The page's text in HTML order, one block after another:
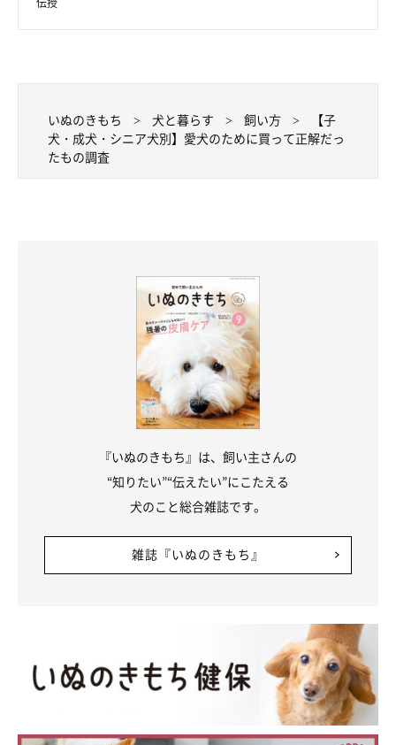
いぬのきもち 犬と暮らす 飼い方
【子
犬・成犬・シニア犬別】愛犬のために買って正解だっ
たもの調査
『いぬのきもち』は、飼い主さんの
“知りたい”“伝えたい”にこたえる
犬のこと総合雑誌です。
雑誌『いぬのきもち』